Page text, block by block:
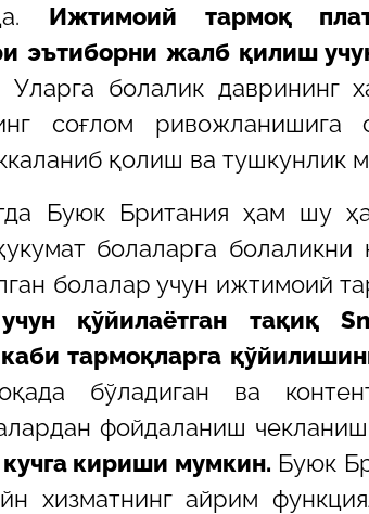
Ижтимоий тармоқ
эътиборни жалб қилиш
Уларга болалик даврининг
соғлом
қолиш ва тушкунлик
Буюк Британия ҳам шу
болаларга
болалар учун ижтимоий
қўйилаётган тақиқ
тармоқларга
бўладиган ва
фойдаланиш
кириши мумкин. Буюк
хизматнинг айрим